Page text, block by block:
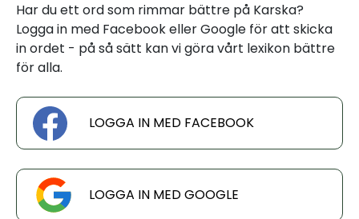
Har du ett ord som rimmar bättre på Karska?
Logga in med Facebook eller Google för att skicka
in ordet - på så sätt kan vi göra vårt lexikon bättre
för alla.
LOGGA IN MED FACEBOOK
LOGGA IN MED GOOGLE